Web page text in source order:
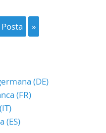
posta »
(DE)
(FR)
(ES)